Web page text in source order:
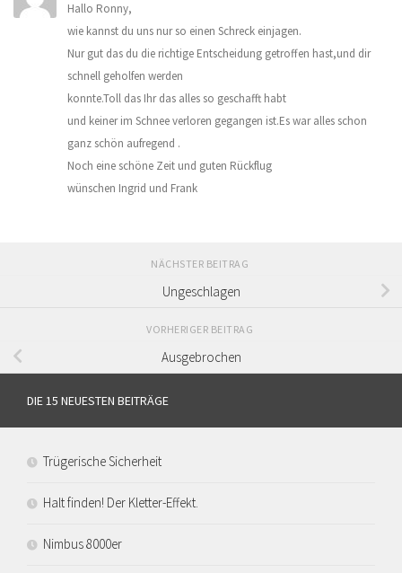
Hallo Ronny,
wie kannst du uns nur so einen Schreck einjagen.
Nur gut das du die richtige Entscheidung getroffen hast,und dir
schnell geholfen werden
konnte.Toll das Ihr das alles so geschafft habt
und keiner im Schnee verloren gegangen ist.Es war alles schon
ganz schön aufregend .
Noch eine schöne Zeit und guten Rückflug
wünschen Ingrid und Frank
NÄCHSTER BEITRAG
Ungeschlagen
VORHERIGER BEITRAG
Ausgebrochen
DIE 15 NEUESTEN BEITRÄGE
Trügerische Sicherheit
Halt finden! Der Kletter-Effekt.
Nimbus 8000er